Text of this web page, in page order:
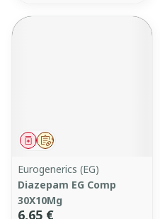
Sur prescription
Médicament
Eurogenerics (EG)
Diazepam EG Comp
30X10Mg
6,65 €